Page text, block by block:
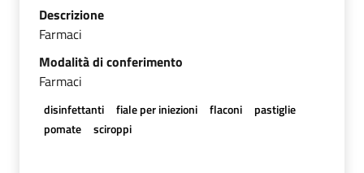
Descrizione
Farmaci
Modalità di conferimento
Farmaci
disinfettanti fiale per iniezioni flaconi
pastiglie
pomate
sciroppi